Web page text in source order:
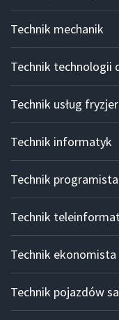
Technik mechanik
Technik technologii
Technik usług
Technik informatyk
Technik programista
Technik
Technik ekonomista
Technik pojazdów